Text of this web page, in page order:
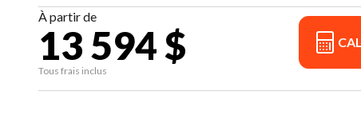
À partir de
13 594 $
Tous frais inclus